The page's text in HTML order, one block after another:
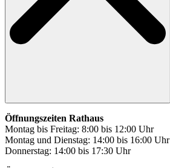
Öffnungszeiten Rathaus
Montag bis Freitag: 8:00 bis 12:00 Uhr
Montag und Dienstag: 14:00 bis 16:00 Uhr
Donnerstag: 14:00 bis 17:30 Uhr